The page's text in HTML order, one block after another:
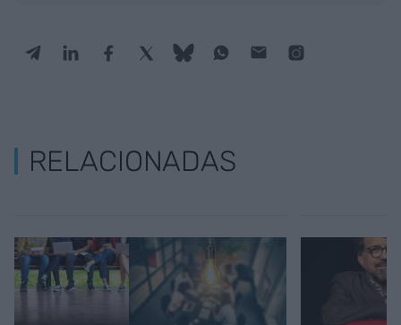
RELACIONADAS